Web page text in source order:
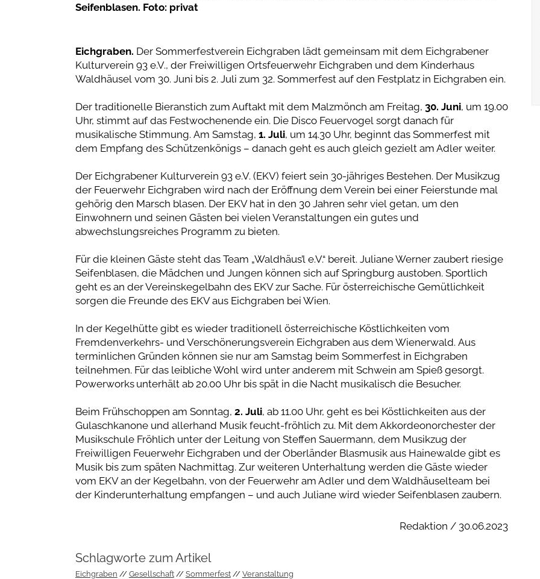
Seifenblasen. Foto: privat
Eichgraben. Der Sommerfestverein Eichgraben lädt gemeinsam mit dem Eichgrabener
Kulturverein 93 e.V., der Freiwilligen Ortsfeuerwehr Eichgraben und dem Kinderhaus
Waldhäusel vom 30. Juni bis 2. Juli zum 32. Sommerfest auf den Festplatz in Eichgraben ein.
Der traditionelle Bieranstich zum Auftakt mit dem Malzmönch am Freitag, 30. Juni, um 19.00
Uhr, stimmt auf das Festwochenende ein. Die Disco Feuervogel sorgt danach für
musikalische Stimmung. Am Samstag, 1. Juli, um 14.30 Uhr, beginnt das Sommerfest mit
dem Empfang des Schützenkönigs – danach geht es auch gleich gezielt am Adler weiter.
Der Eichgrabener Kulturverein 93 e.V. (EKV) feiert sein 30-jähriges Bestehen. Der Musikzug
der Feuerwehr Eichgraben wird nach der Eröffnung dem Verein bei einer Feierstunde mal
gehörig den Marsch blasen. Der EKV hat in den 30 Jahren sehr viel getan, um den
Einwohnern und seinen Gästen bei vielen Veranstaltungen ein gutes und
abwechslungsreiches Programm zu bieten.
Für die kleinen Gäste steht das Team „Waldhäus’l e.V.“ bereit. Juliane Werner zaubert riesige
Seifenblasen, die Mädchen und Jungen können sich auf Springburg austoben. Sportlich
geht es an der Vereinskegelbahn des EKV zur Sache. Für österreichische Gemütlichkeit
sorgen die Freunde des EKV aus Eichgraben bei Wien.
In der Kegelhütte gibt es wieder traditionell österreichische Köstlichkeiten vom
Fremdenverkehrs- und Verschönerungsverein Eichgraben aus dem Wienerwald. Aus
terminlichen Gründen können sie nur am Samstag beim Sommerfest in Eichgraben
teilnehmen. Für das leibliche Wohl wird unter anderem mit Schwein am Spieß gesorgt.
Powerworks unterhält ab 20.00 Uhr bis spät in die Nacht musikalisch die Besucher.
Beim Frühschoppen am Sonntag, 2. Juli, ab 11.00 Uhr, geht es bei Köstlichkeiten aus der
Gulaschkanone und allerhand Musik feucht-fröhlich zu. Mit dem Akkordeonorchester der
Musikschule Fröhlich unter der Leitung von Steffen Sauermann, dem Musikzug der
Freiwilligen Feuerwehr Eichgraben und der Oberländer Blasmusik aus Hainewalde gibt es
Musik bis zum späten Nachmittag. Zur weiteren Unterhaltung werden die Gäste wieder
vom EKV an der Kegelbahn, von der Feuerwehr am Adler und dem Waldhäuselteam bei
der Kinderunterhaltung empfangen – und auch Juliane wird wieder Seifenblasen zaubern.
Redaktion / 30.06.2023
Schlagworte zum Artikel
Eichgraben Gesellschaft Sommerfest Veranstaltung